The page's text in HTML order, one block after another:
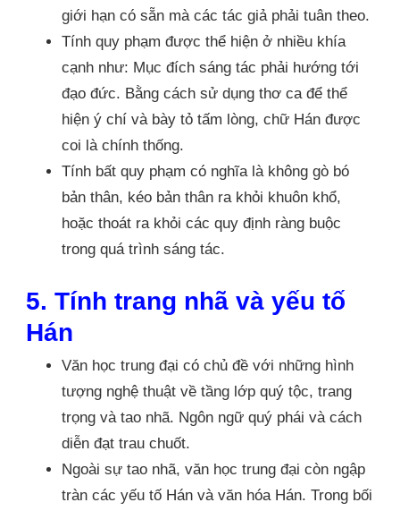
giới hạn có sẵn mà các tác giả phải tuân theo.
Tính quy phạm được thể hiện ở nhiều khía
cạnh như: Mục đích sáng tác phải hướng tới
đạo đức. Bằng cách sử dụng thơ ca để thể
hiện ý chí và bày tỏ tấm lòng, chữ Hán được
coi là chính thống.
Tính bất quy phạm có nghĩa là không gò bó
bản thân, kéo bản thân ra khỏi khuôn khổ,
hoặc thoát ra khỏi các quy định ràng buộc
trong quá trình sáng tác.
5. Tính trang nhã và yếu tố
Hán
Văn học trung đại có chủ đề với những hình
tượng nghệ thuật về tầng lớp quý tộc, trang
trọng và tao nhã. Ngôn ngữ quý phái và cách
diễn đạt trau chuốt.
Ngoài sự tao nhã, văn học trung đại còn ngập
tràn các yếu tố Hán và văn hóa Hán. Trong bối